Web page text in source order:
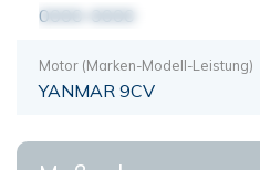
0000-0000
Motor (Marken-Modell-Leistung)
YANMAR 9CV